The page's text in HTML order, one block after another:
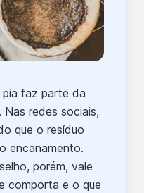
faz parte da
Nas redes sociais,
que o resíduo
encanamento.
porém, vale
comporta e o que